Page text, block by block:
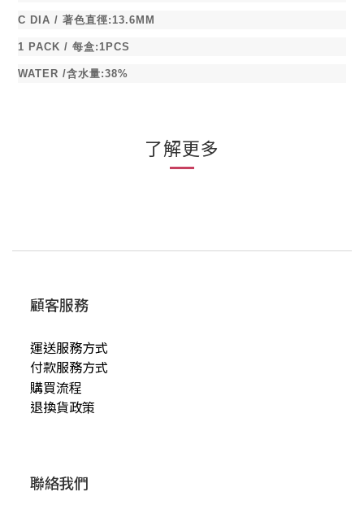
C DIA / 著色直徑:13.6MM
1 PACK / 每盒:1PCS
WATER /含水量:38%
了解更多
顧客服務
運送服務方式
付款服務方式
購買流程
退換貨政策
聯絡我們